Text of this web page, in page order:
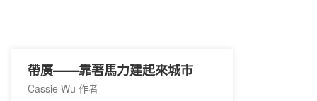
帶廣——靠著馬力建起來城市
Cassie Wu 作者